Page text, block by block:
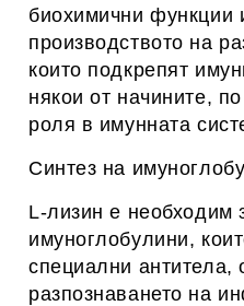
биохимични функции
производството на
които подкрепят
някои от начините,
роля в имунната
Синтез на
L-лизин е необходим
имуноглобулини,
специални антитела,
разпознаването на